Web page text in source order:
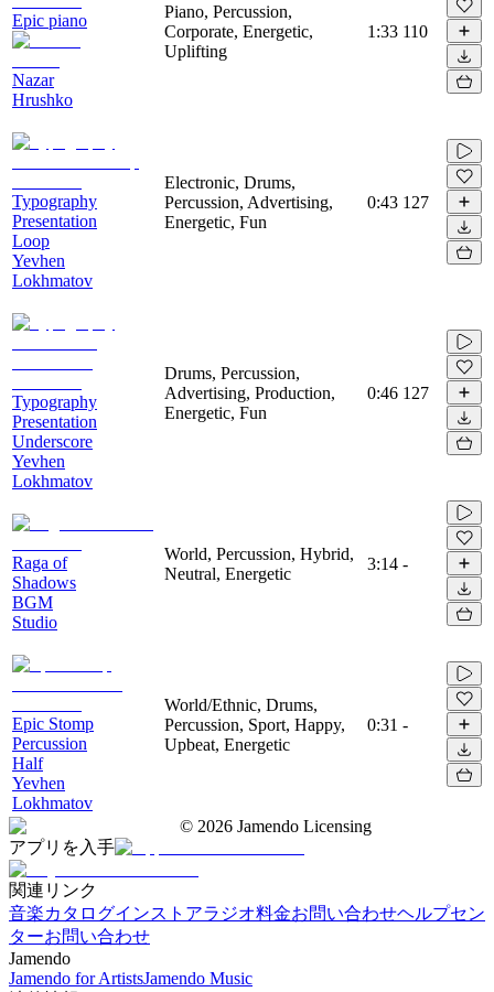
Epic piano
Nazar
Hrushko
Piano, Percussion,
Corporate, Energetic,
Uplifting
1:33 110
Typography
Presentation
Loop
Yevhen
Lokhmatov
Electronic, Drums,
Percussion, Advertising,
Energetic, Fun
0:43 127
Typography
Presentation
Underscore
Yevhen
Lokhmatov
Drums, Percussion,
Advertising, Production,
Energetic, Fun
0:46 127
Raga of
Shadows
BGM
Studio
World, Percussion, Hybrid,
Neutral, Energetic
3:14 -
Epic Stomp
Percussion
Half
Yevhen
Lokhmatov
World/Ethnic, Drums,
Percussion, Sport, Happy,
Upbeat, Energetic
0:31 -
© 2026 Jamendo Licensing
アプリを入手
関連リンク
音楽カタログインストアラジオ料金お問い合わせヘルプセン
ターお問い合わせ
Jamendo
Jamendo for ArtistsJamendo Music